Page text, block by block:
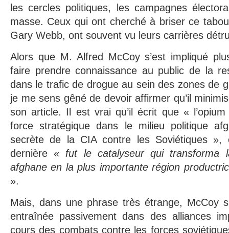
les cercles politiques, les campagnes
masse. Ceux qui ont cherché à briser ce
Gary Webb, ont souvent vu leurs carrières
Alors que M. Alfred McCoy s’est impliqué
faire prendre connaissance au public de la
dans le trafic de drogue au sein des zones de
je me sens gêné de devoir affirmer qu’il
son article. Il est vrai qu’il écrit que «
force stratégique dans le milieu politique
secrète de la CIA contre les Soviétiques
dernière « fut le catalyseur qui transforma
afghane en la plus importante région
».
Mais, dans une phrase très étrange, McCoy
entraînée passivement dans des alliances
cours des combats contre les forces